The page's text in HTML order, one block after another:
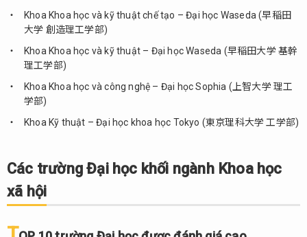
Trường
Đại
học
dân
theo
khoa
trường
Đại
học
nhiều
Khoa Khoa học và kỹ thuật chế tạo – Đại học Waseda (早稲田
大学 創造理工学部)
Khoa Khoa học và kỹ thuật – Đại học Waseda (早稲田大学 基幹
理工学部)
Khoa Khoa học và công nghệ – Đại học Sophia (上智大学 理工
学部)
Khoa Kỹ thuật – Đại học khoa học Tokyo (東京理科大学 工学部)
Các trường Đại học khối ngành Khoa học
xã hội